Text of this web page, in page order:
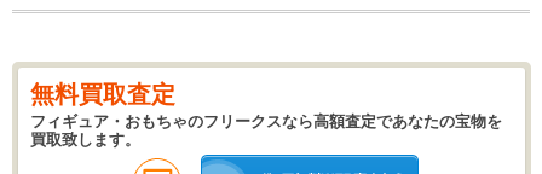
無料買取査定
フィギュア・おもちゃのフリークスなら高額査定であなたの宝物を
買取致します。